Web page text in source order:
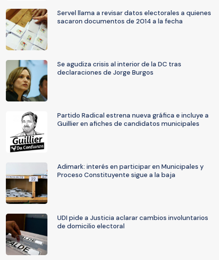
Servel llama a revisar datos electorales a quienes
sacaron documentos de 2014 a la fecha
Se agudiza crisis al interior de la DC tras
declaraciones de Jorge Burgos
Partido Radical estrena nueva gráfica e incluye a
Guillier en afiches de candidatos municipales
Adimark: interés en participar en Municipales y
Proceso Constituyente sigue a la baja
UDI pide a Justicia aclarar cambios involuntarios
de domicilio electoral